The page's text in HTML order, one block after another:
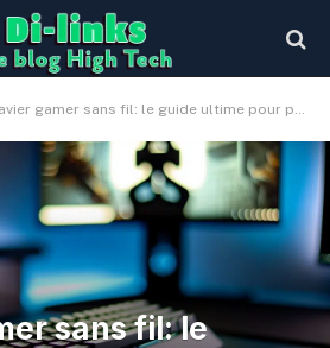
gamer sans fil: le guide ultime pour performance et confort de jeu
sans fil: le